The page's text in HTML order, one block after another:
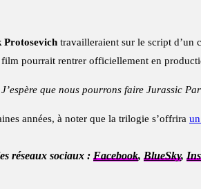
Protosevich travailleraient sur le script d’un
pourrait rentrer officiellement en
que nous pourrons faire Jurassic
années, à noter que la trilogie s’offrira
réseaux sociaux : Facebook, BlueSky,